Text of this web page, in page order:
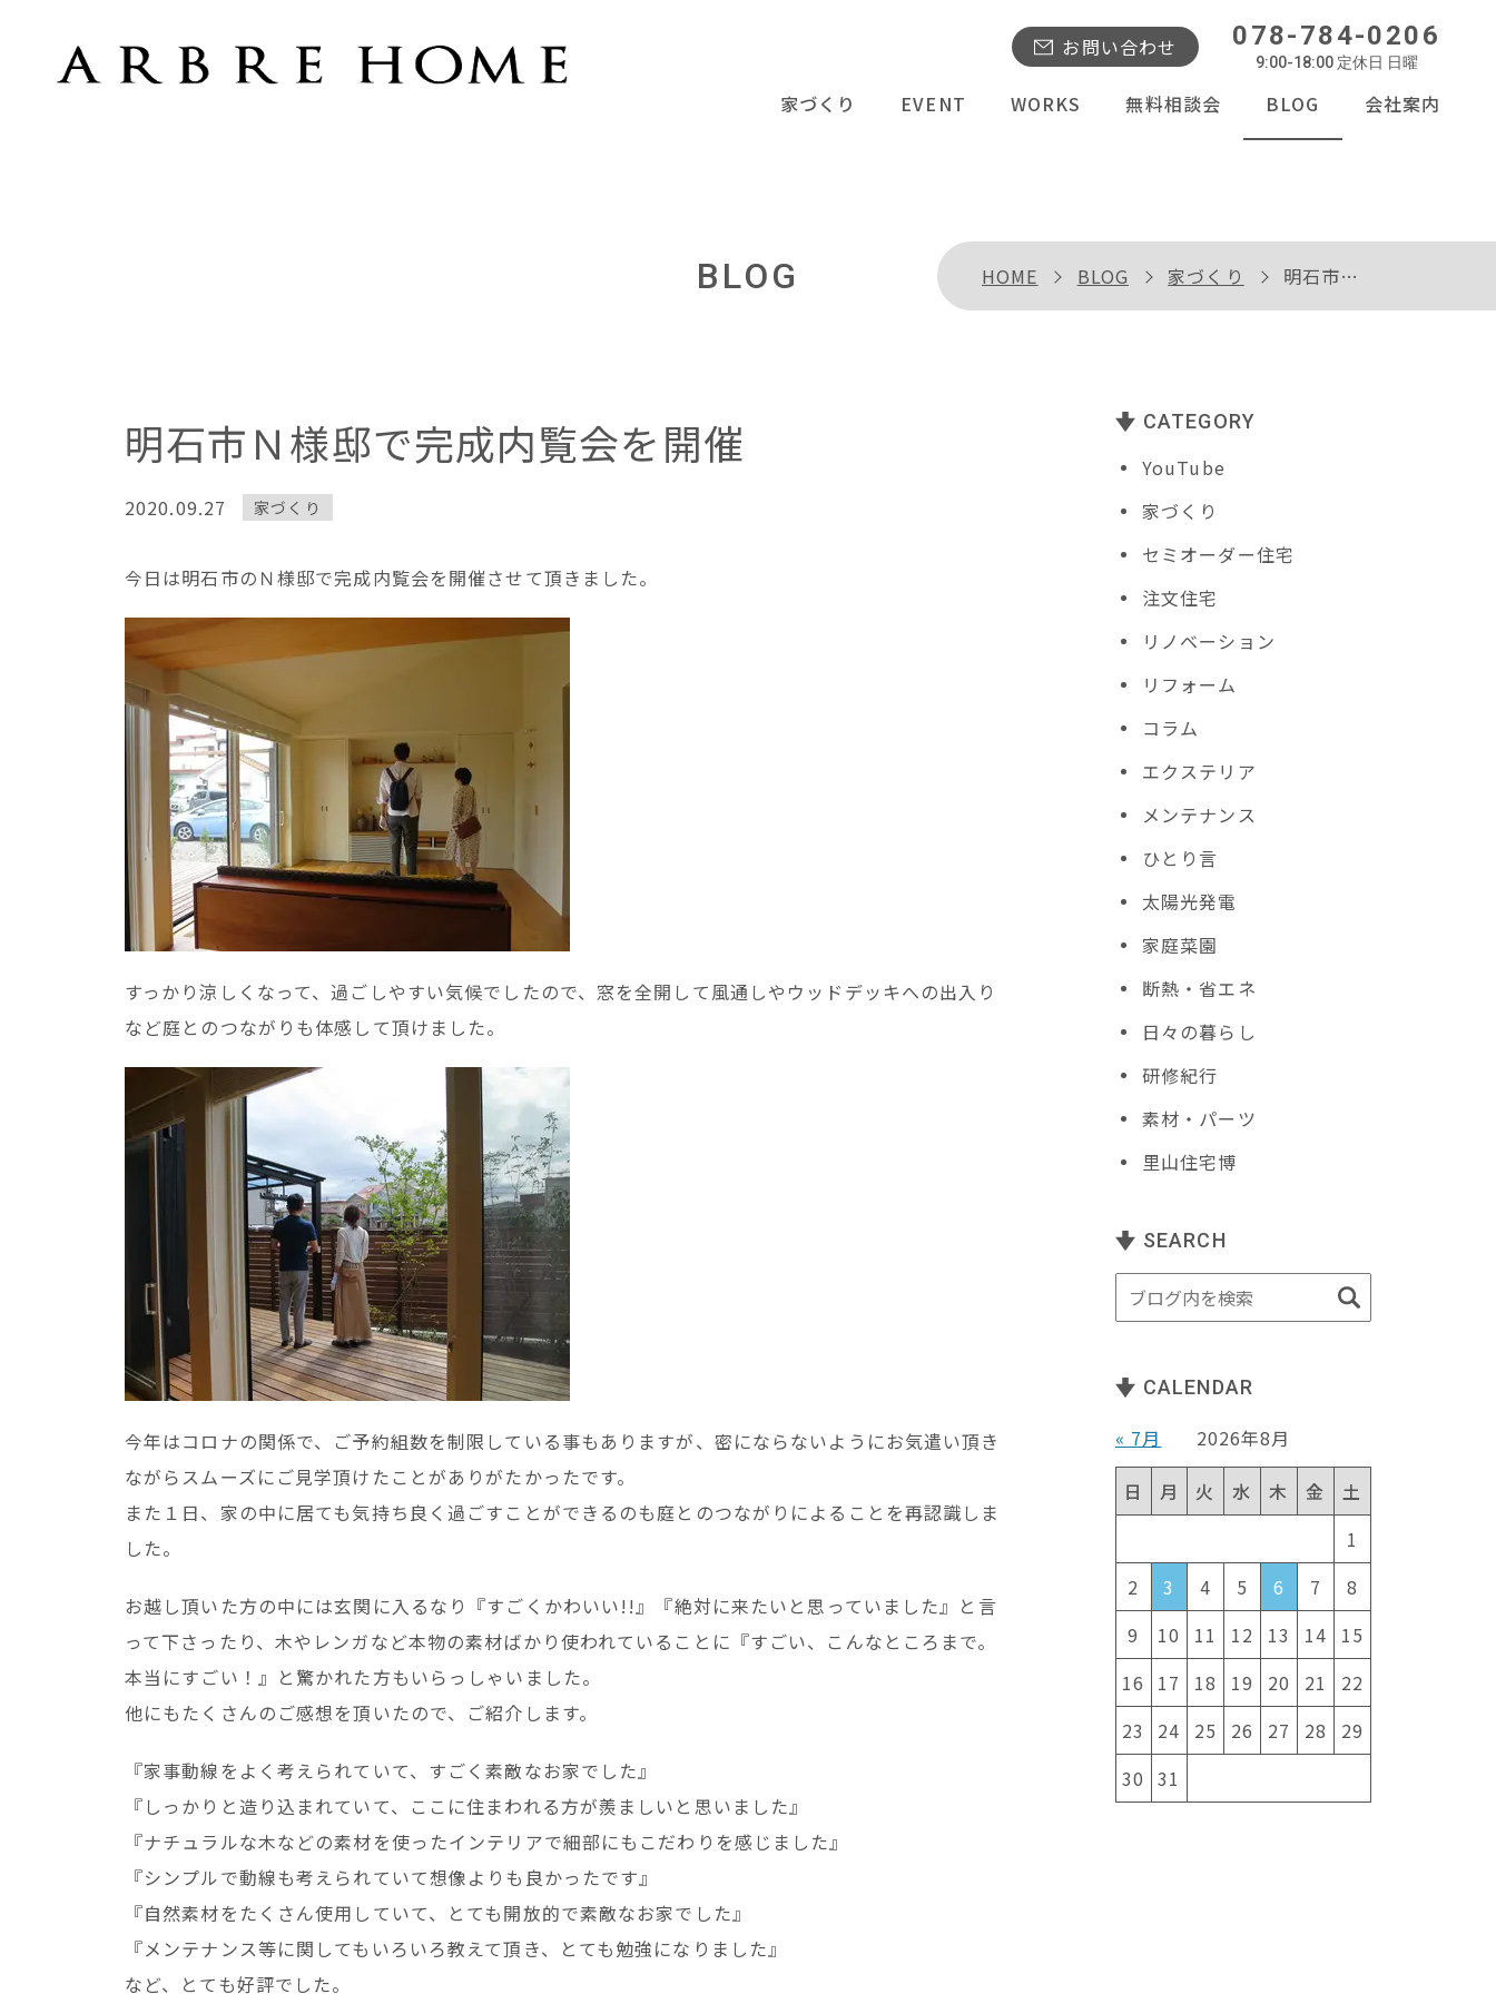
家づくり EVENT WORKS 無料相談会 BLOG 会社案内
お問い合わせ 078-784-0206
9:00-18:00 定休日 日曜
HOME BLOG 家づくり 明石市Ｎ様邸で完成内覧会を開催
BLOG
明石市Ｎ様邸で完成内覧会を開催
2020.09.27 家づくり
今日は明石市のＮ様邸で完成内覧会を開催させて頂きました。
すっかり涼しくなって、過ごしやすい気候でしたので、窓を全開して風通しやウッドデッキへの出入り
など庭とのつながりも体感して頂けました。
今年はコロナの関係で、ご予約組数を制限している事もありますが、密にならないようにお気遣い頂き
ながらスムーズにご見学頂けたことがありがたかったです。
また１日、家の中に居ても気持ち良く過ごすことができるのも庭とのつながりによることを再認識しま
した。
お越し頂いた方の中には玄関に入るなり『すごくかわいい!!』『絶対に来たいと思っていました』と言
って下さったり、木やレンガなど本物の素材ばかり使われていることに『すごい、こんなところまで。
本当にすごい！』と驚かれた方もいらっしゃいました。
他にもたくさんのご感想を頂いたので、ご紹介します。
『家事動線をよく考えられていて、すごく素敵なお家でした』
『しっかりと造り込まれていて、ここに住まわれる方が羨ましいと思いました』
『ナチュラルな木などの素材を使ったインテリアで細部にもこだわりを感じました』
『シンプルで動線も考えられていて想像よりも良かったです』
『自然素材をたくさん使用していて、とても開放的で素敵なお家でした』
『メンテナンス等に関してもいろいろ教えて頂き、とても勉強になりました』
など、とても好評でした。
CATEGORY
YouTube
家づくり
セミオーダー住宅
注文住宅
リノベーション
リフォーム
コラム
エクステリア
メンテナンス
ひとり言
太陽光発電
家庭菜園
断熱・省エネ
日々の暮らし
研修紀行
素材・パーツ
里山住宅博
SEARCH
CALENDAR
« 7月
2026年8月
日
月 火 水 木 金
土
1
2
3 4 5 6 7
8
9
10 11 12 13 14
15
16
17 18 19 20 21
22
23
24 25 26 27 28
29
30 31